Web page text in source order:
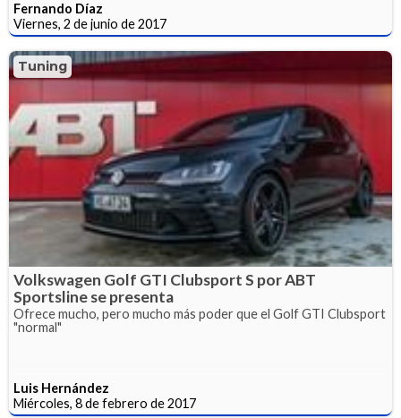
Fernando Díaz
Viernes, 2 de junio de 2017
Tuning
Volkswagen Golf GTI Clubsport S por ABT
Sportsline se presenta
Ofrece mucho, pero mucho más poder que el Golf GTI Clubsport
"normal"
Luis Hernández
Miércoles, 8 de febrero de 2017